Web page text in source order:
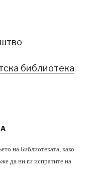
библиотека
на Библиотеката, како
да ни ги испратите на